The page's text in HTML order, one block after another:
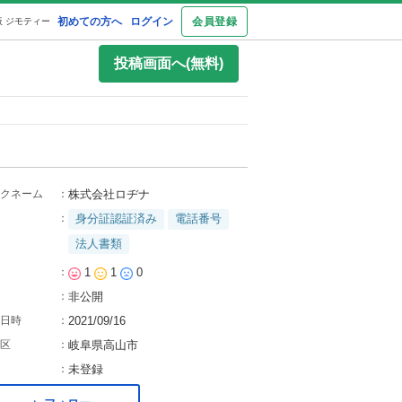
初めての方へ ログイン 会員登録
ジモティー
投稿画面へ(無料)
ネーム ： 株式会社ロヂナ
： 身分証認証済み
電話番号
法人書類
： 1 1 0
： 非公開
時 ： 2021/09/16
： 岐阜県高山市
： 未登録